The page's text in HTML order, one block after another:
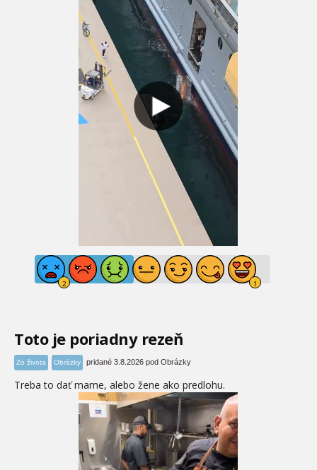
Toto je poriadny rezeň
Zo života Obrázky pridané 3.8.2026 pod Obrázky
Treba to dať mame, alebo žene ako predlohu.